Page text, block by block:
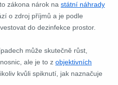
zákona nárok na státní náhrady
o zdroj příjmů a je podle
do dezinfekce prostor.
může skutečně růst,
ale je to z objektivních
kvůli spiknutí, jak naznačuje